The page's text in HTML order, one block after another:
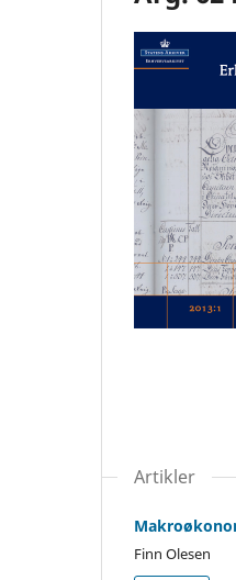
Artikler
Finn Olesen